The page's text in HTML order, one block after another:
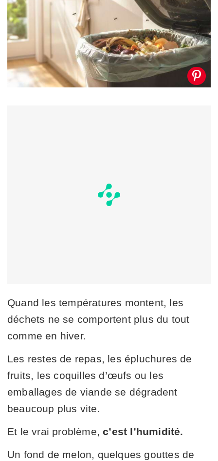
Quand les températures montent, les
déchets ne se comportent plus du tout
comme en hiver.
Les restes de repas, les épluchures de
fruits, les coquilles d’œufs ou les
emballages de viande se dégradent
beaucoup plus vite.
Et le vrai problème,c’est l’humidité.
Un fond de melon, quelques gouttes de